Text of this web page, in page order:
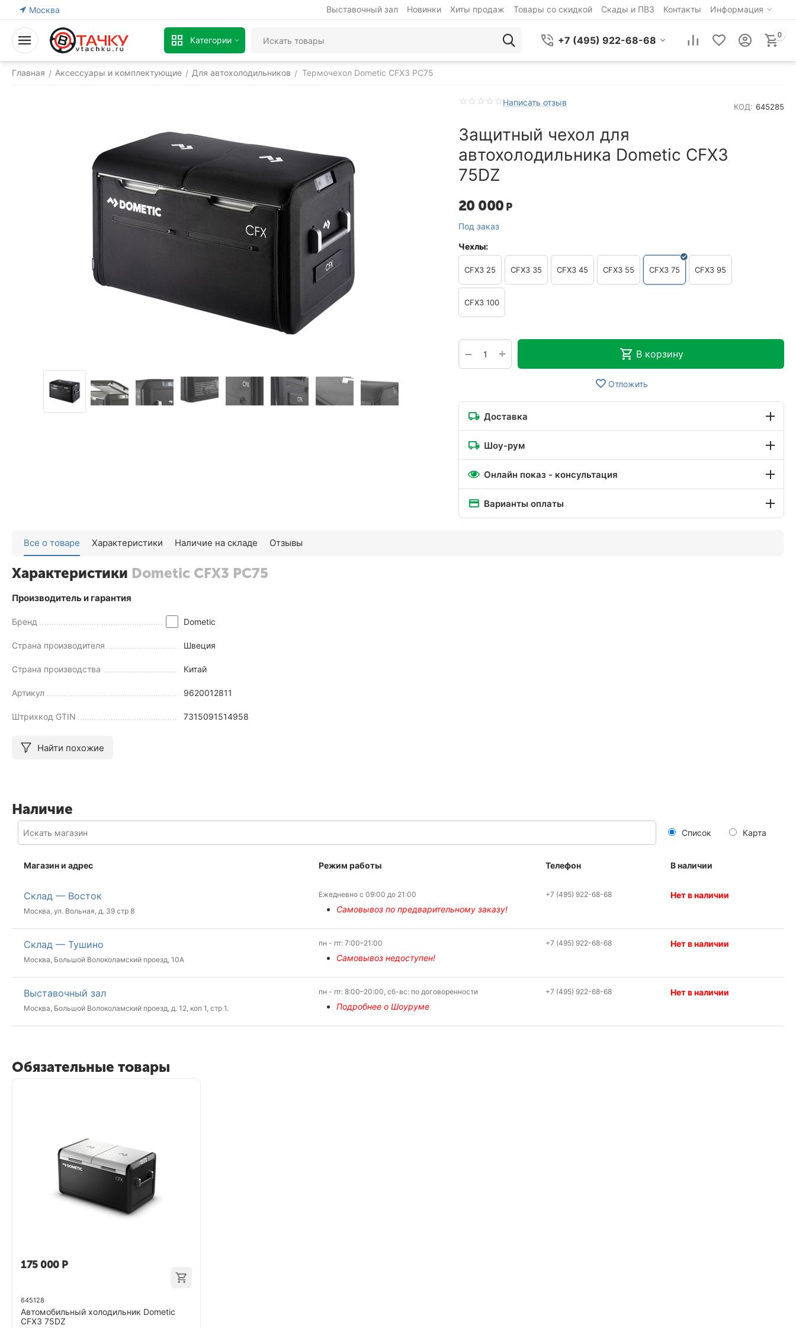
Москва Выставочный зал Новинки Хиты продаж Товары со скидкой Скады и ПВЗ Контакты Информация
Категории +7 (495) 922-68-68 0
Главная / Аксессуары и комплектующие / Для автохолодильников / Термочехол Dometic CFX3 PC75
Написать отзыв КОД: 645285
Защитный чехол для
автохолодильника Dometic CFX3
75DZ
20 000 Р
Под заказ
Чехлы:
CFX3 25 CFX3 35 CFX3 45 CFX3 55 CFX3 75 CFX3 95
CFX3 100
+
− В корзину
Отложить
Доставка
Шоу-рум
Онлайн показ - консультация
Варианты оплаты
Все о товаре Характеристики Наличие на складе Отзывы
Характеристики Dometic CFX3 PC75
Производитель и гарантия
Бренд Dometic
Страна производителя Швеция
Страна производства Китай
Артикул 9620012811
Штрихкод GTIN 7315091514958
Найти похожие
Наличие
Список Карта
Магазин и адрес Режим работы Телефон В наличии
Склад — Восток
Москва, ул. Вольная, д. 39 стр 8
Ежедневно с 09:00 до 21:00
Самовывоз по предварительному заказу!
+7 (495) 922-68-68 Нет в наличии
Склад — Тушино
Москва, Большой Волоколамский проезд, 10А
пн - пт: 7:00–21:00
Самовывоз недоступен!
+7 (495) 922-68-68 Нет в наличии
Выставочный зал
Москва, Большой Волоколамский проезд, д. 12, коп 1, стр 1.
пн - пт: 8:00–20:00, сб-вс: по договоренности
Подробнее о Шоуруме
+7 (495) 922-68-68 Нет в наличии
Обязательные товары
175 000 Р
645128
Автомобильный холодильник Dometic
CFX3 75DZ